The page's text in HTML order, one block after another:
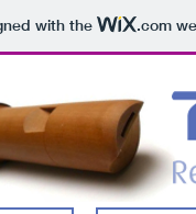
with the .com